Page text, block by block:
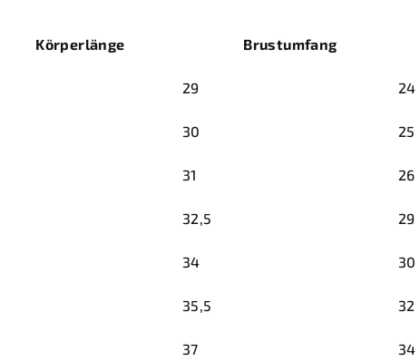
Körperlänge Brustumfang
29 24
30 25
31 26
32,5 29
34 30
35,5 32
37 34